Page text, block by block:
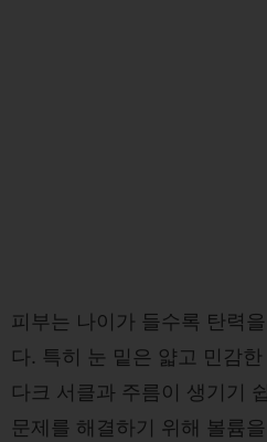
피부는 나이가 들수록 탄력
다. 특히 눈 밑은 얇고 민감
다크 서클과 주름이 생기기
문제를 해결하기 위해 볼륨